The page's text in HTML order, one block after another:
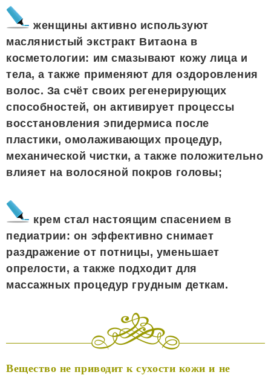
женщины активно используют
маслянистый экстракт Витаона в
косметологии: им смазывают кожу лица и
тела, а также применяют для оздоровления
волос. За счёт своих регенерирующих
способностей, он активирует процессы
восстановления эпидермиса после
пластики, омолаживающих процедур,
механической чистки, а также положительно
влияет на волосяной покров головы;
крем стал настоящим спасением в
педиатрии: он эффективно снимает
раздражение от потницы, уменьшает
опрелости, а также подходит для
массажных процедур грудным деткам.
Вещество не приводит к сухости кожи и не